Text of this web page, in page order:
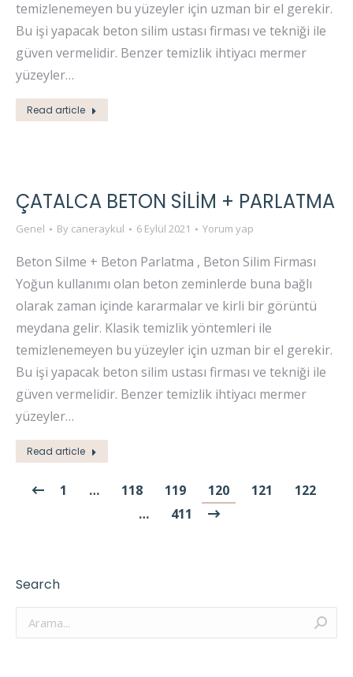
temizlenemeyen bu yüzeyler için uzman bir el gerekir.
Bu işi yapacak beton silim ustası firması ve tekniği ile
güven vermelidir. Benzer temizlik ihtiyacı mermer
yüzeyler…
Read article
ÇATALCA BETON SİLİM + PARLATMA
Genel By caneraykul 6 Eylül 2021 Yorum yap
Beton Silme + Beton Parlatma , Beton Silim Firması
Yoğun kullanımı olan beton zeminlerde buna bağlı
olarak zaman içinde kararmalar ve kirli bir görüntü
meydana gelir. Klasik temizlik yöntemleri ile
temizlenemeyen bu yüzeyler için uzman bir el gerekir.
Bu işi yapacak beton silim ustası firması ve tekniği ile
güven vermelidir. Benzer temizlik ihtiyacı mermer
yüzeyler…
Read article
1 … 118 119 120 121
122
…
411
Search
Arama: